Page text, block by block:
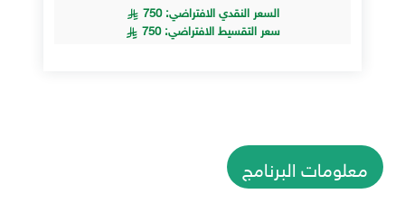
السعر النقدي الافتراضي: 750
سعر التقسيط الافتراضي: 750
معلومات البرنامج